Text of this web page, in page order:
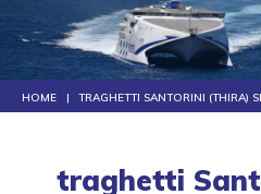
HOME TRAGHETTI SANTORINI (THIRA)
traghetti